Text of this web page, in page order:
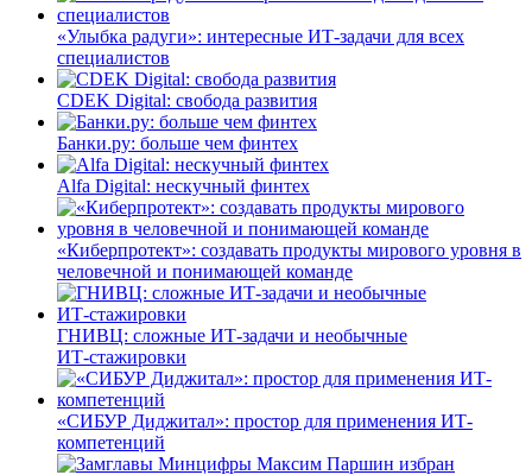
«Улыбка радуги»: интересные ИТ-задачи для всех
специалистов
CDEK Digital: свобода развития
Банки.ру: больше чем финтех
Alfa Digital: нескучный финтех
«Киберпротект»: создавать продукты мирового уровня в
человечной и понимающей команде
ГНИВЦ: сложные ИТ‑задачи и необычные
ИТ‑стажировки
«СИБУР Диджитал»: простор для применения ИТ-
компетенций